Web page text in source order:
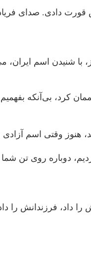
دادی. صدای
با شنیدن اسم ایران،
کرد، بی‌آنکه
هنوز وقتی اسم
دوباره روی تن شما
داد، فرزندانش را